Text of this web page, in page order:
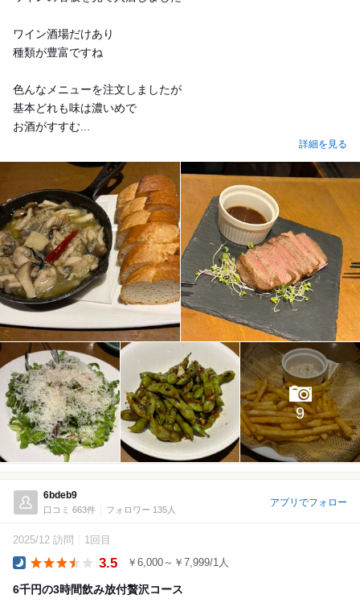
ワイン酒場だけあり
種類が豊富ですね
色んなメニューを注文しましたが
基本どれも味は濃いめで
お酒がすすむ...
詳細を見る
9
6bdeb9
口コミ 663件 フォロワー 135人
アプリでフォロー
2025/12 訪問 1回目
3.5 ￥6,000～￥7,999/1人
6千円の3時間飲み放付贅沢コース